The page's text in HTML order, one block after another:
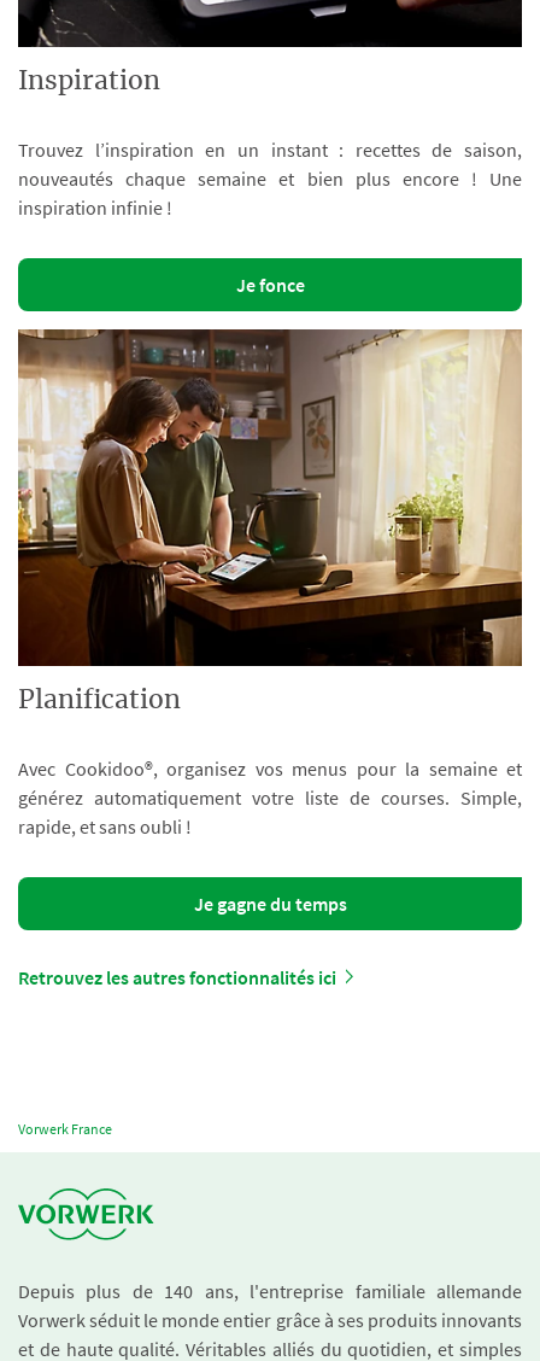
Inspiration
Trouvez l’inspiration en un instant : recettes de saison,
nouveautés chaque semaine et bien plus encore ! Une
inspiration infinie !
Je fonce
Planification
Avec Cookidoo®, organisez vos menus pour la semaine et
générez automatiquement votre liste de courses. Simple,
rapide, et sans oubli !
Je gagne du temps
Retrouvez les autres fonctionnalités ici
Vorwerk France
Depuis plus de 140 ans, l'entreprise familiale allemande
Vorwerk séduit le monde entier grâce à ses produits innovants
et de haute qualité. Véritables alliés du quotidien, et simples